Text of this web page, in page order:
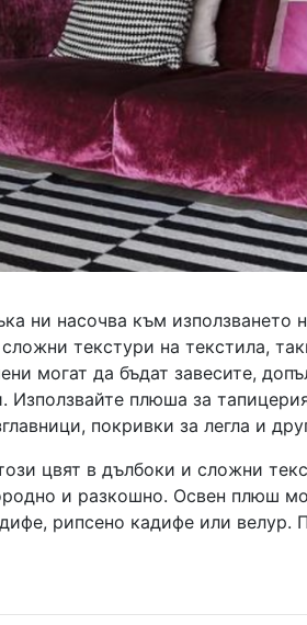
ни насочва към използването
текстури на текстила,
могат да бъдат завесите,
Използвайте плюша за
покривки за легла и
цвят в дълбоки и сложни
и разкошно. Освен плюш
рипсено кадифе или велур.